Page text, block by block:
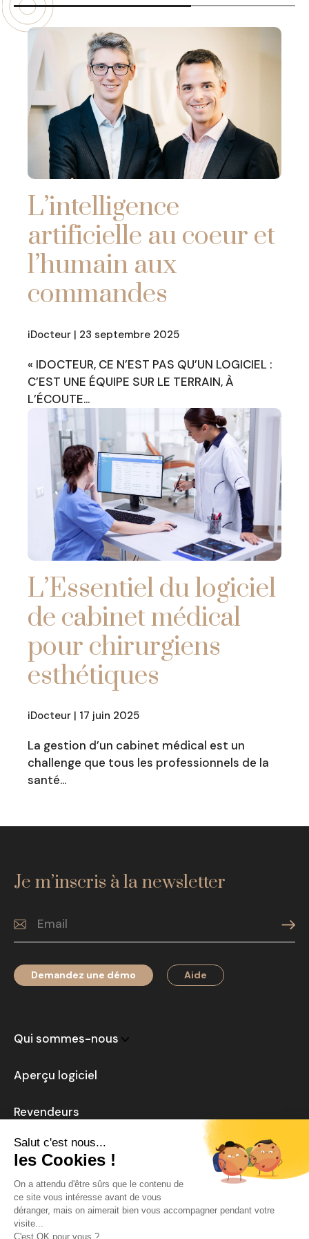
Sa base de données incorporée ;
Sa conception en fonction des
besoins ;
Etc.
L’intelligence
artificielle au coeur et
l’humain aux
commandes
iDocteur | 23 septembre 2025
« IDOCTEUR, CE N’EST PAS QU’UN LOGICIEL :
C’EST UNE ÉQUIPE SUR LE TERRAIN, À
L’ÉCOUTE…
L’Essentiel du logiciel
de cabinet médical
pour chirurgiens
esthétiques
iDocteur | 17 juin 2025
La gestion d’un cabinet médical est un
challenge que tous les professionnels de la
santé…
Je m’inscris à la newsletter
Demandez une démo Aide
Qui sommes-nous
Aperçu logiciel
Revendeurs
Actualités
Carrière
Mentions légales